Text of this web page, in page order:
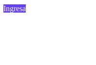
Ingresa